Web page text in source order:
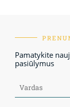
Pamatykite
pasiūlymus